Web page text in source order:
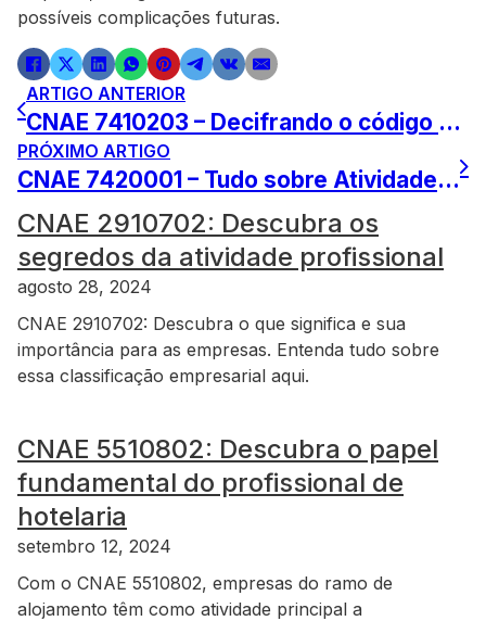
possíveis complicações futuras.
ARTIGO ANTERIOR
CNAE 7410203 – Decifrando o código da Atividade de Design
PRÓXIMO ARTIGO
CNAE 7420001 – Tudo sobre Atividades de Fotografia
CNAE 2910702: Descubra os
segredos da atividade profissional
agosto 28, 2024
CNAE 2910702: Descubra o que significa e sua
importância para as empresas. Entenda tudo sobre
essa classificação empresarial aqui.
CNAE 5510802: Descubra o papel
fundamental do profissional de
hotelaria
setembro 12, 2024
Com o CNAE 5510802, empresas do ramo de
alojamento têm como atividade principal a